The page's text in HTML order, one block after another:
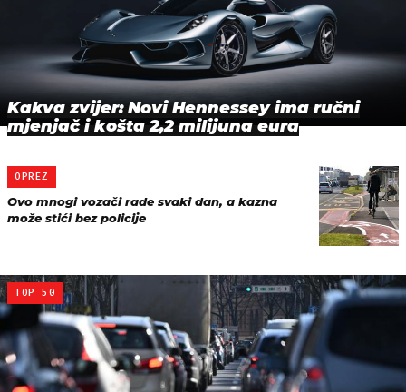
Kakva zvijer: Novi Hennessey ima ručni
mjenjač i košta 2,2 milijuna eura
OPREZ
Ovo mnogi vozači rade svaki dan, a kazna
može stići bez policije
TOP 50